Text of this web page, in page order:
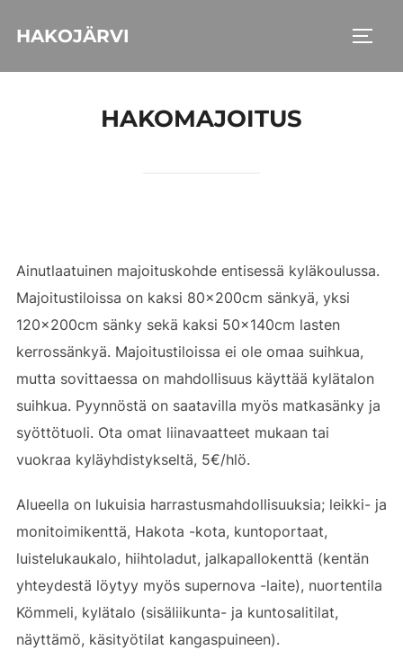
HAKOJÄRVI
HAKOMAJOITUS
Ainutlaatuinen majoituskohde entisessä kyläkoulussa.
Majoitustiloissa on kaksi 80x200cm sänkyä, yksi
120x200cm sänky sekä kaksi 50x140cm lasten
kerrossänkyä. Majoitustiloissa ei ole omaa suihkua,
mutta sovittaessa on mahdollisuus käyttää kylätalon
suihkua. Pyynnöstä on saatavilla myös matkasänky ja
syöttötuoli. Ota omat liinavaatteet mukaan tai
vuokraa kyläyhdistykseltä, 5€/hlö.
Alueella on lukuisia harrastusmahdollisuuksia; leikki- ja
monitoimikenttä, Hakota -kota, kuntoportaat,
luistelukaukalo, hiihtoladut, jalkapallokenttä (kentän
yhteydestä löytyy myös supernova -laite), nuortentila
Kömmeli, kylätalo (sisäliikunta- ja kuntosalitilat,
näyttämö, käsityötilat kangaspuineen).